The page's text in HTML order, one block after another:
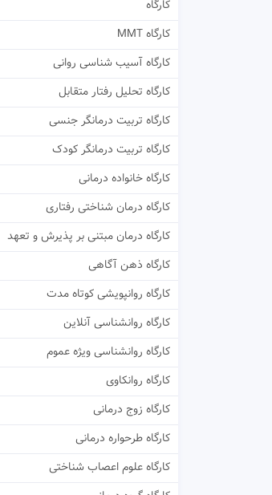
کارگاه
کارگاه MMT
کارگاه آسیب شناسی روانی
کارگاه تحلیل رفتار متقابل
کارگاه تربیت درمانگر جنسی
کارگاه تربیت درمانگر کودک
کارگاه خانواده درمانی
کارگاه درمان شناختی رفتاری
کارگاه درمان مبتنی بر پذیرش و تعهد
کارگاه ذهن آگاهی
کارگاه روانپویشی کوتاه مدت
کارگاه روانشناسی آنلاین
کارگاه روانشناسی ویژه عموم
کارگاه روانکاوی
کارگاه زوج درمانی
کارگاه طرحواره درمانی
کارگاه علوم اعصاب شناختی